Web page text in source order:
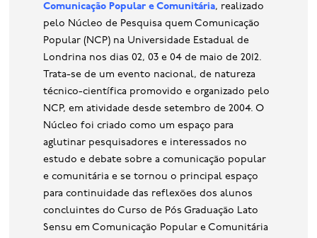
publicações na mídia
Comunicação Popular e Comunitária, realizado
pelo Núcleo de Pesquisa quem Comunicação
Popular (NCP) na Universidade Estadual de
Londrina nos dias 02, 03 e 04 de maio de 2012.
Trata-se de um evento nacional, de natureza
técnico-científica promovido e organizado pelo
NCP, em atividade desde setembro de 2004. O
Núcleo foi criado como um espaço para
aglutinar pesquisadores e interessados no
estudo e debate sobre a comunicação popular
e comunitária e se tornou o principal espaço
para continuidade das reflexões dos alunos
concluintes do Curso de Pós Graduação Lato
Sensu em Comunicação Popular e Comunitária